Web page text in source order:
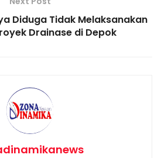
Diduga Tidak Melaksanakan
Drainase di Depok